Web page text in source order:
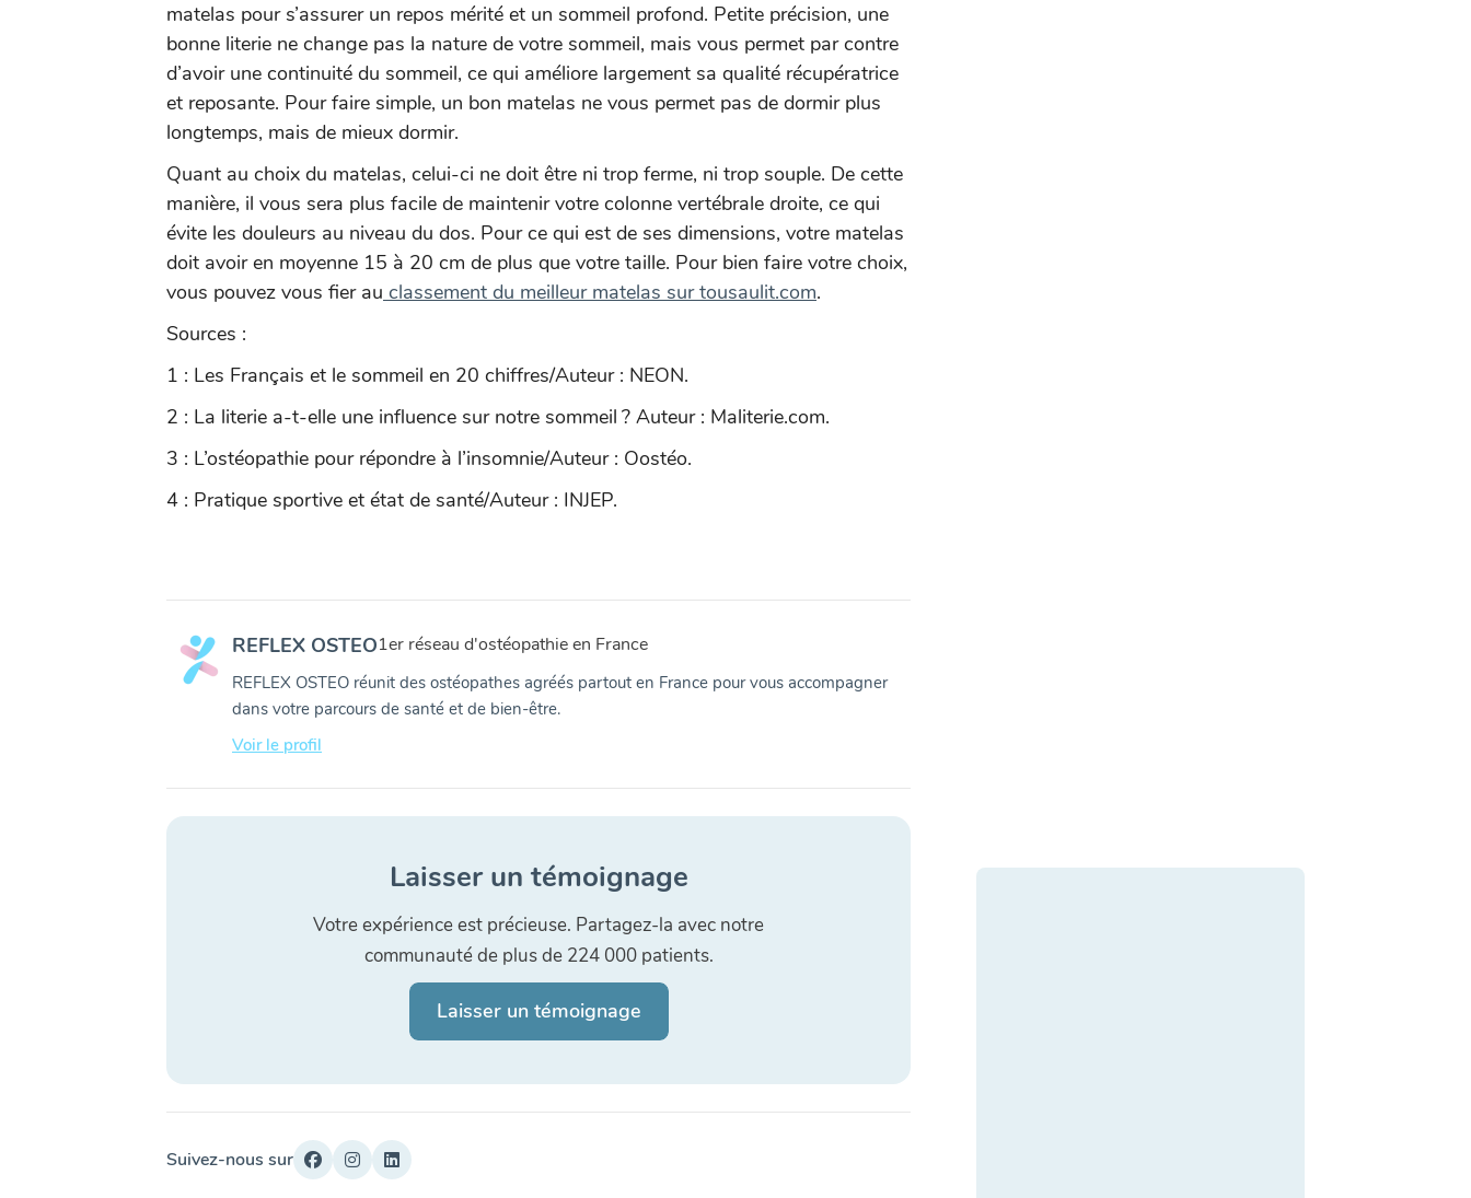
matelas pour s’assurer un repos mérité et un sommeil profond. Petite précision, une
bonne literie ne change pas la nature de votre sommeil, mais vous permet par contre
d’avoir une continuité du sommeil, ce qui améliore largement sa qualité récupératrice
et reposante. Pour faire simple, un bon matelas ne vous permet pas de dormir plus
longtemps, mais de mieux dormir.
Quant au choix du matelas, celui-ci ne doit être ni trop ferme, ni trop souple. De cette
manière, il vous sera plus facile de maintenir votre colonne vertébrale droite, ce qui
évite les douleurs au niveau du dos. Pour ce qui est de ses dimensions, votre matelas
doit avoir en moyenne 15 à 20 cm de plus que votre taille. Pour bien faire votre choix,
vous pouvez vous fier au classement du meilleur matelas sur tousaulit.com.
Sources :
1 : Les Français et le sommeil en 20 chiffres/Auteur : NEON.
2 : La literie a-t-elle une influence sur notre sommeil ? Auteur : Maliterie.com.
3 : L’ostéopathie pour répondre à l’insomnie/Auteur : Oostéo.
4 : Pratique sportive et état de santé/Auteur : INJEP.
REFLEX OSTEO1er réseau d'ostéopathie en France
REFLEX OSTEO réunit des ostéopathes agréés partout en France pour vous accompagner
dans votre parcours de santé et de bien-être.
Voir le profil
Laisser un témoignage
Votre expérience est précieuse. Partagez-la avec notre
communauté de plus de 224 000 patients.
Laisser un témoignage
Suivez-nous sur